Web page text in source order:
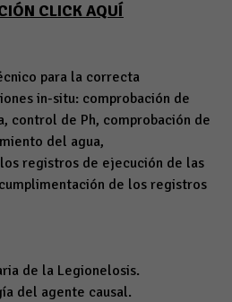
CLICK AQUÍ
para la correcta
in-situ: comprobación de
control de Ph, comprobación de
del agua,
registros de ejecución de las
de los registros
de la Legionelosis.
del agente causal.